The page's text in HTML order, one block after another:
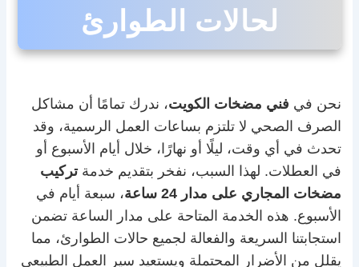
لحالات الطوارئ
نحن في فني مضخات الكويت، ندرك تمامًا أن مشاكل
الصرف الصحي لا تلتزم بساعات العمل الرسمية، وقد
تحدث في أي وقت، ليلًا أو نهارًا، خلال أيام الأسبوع أو
في العطلات. لهذا السبب، نفخر بتقديم خدمةتركيب
مضخات المجاري على مدار 24 ساعة
، سبعة أيام في
الأسبوع. هذه الخدمة المتاحة على مدار الساعة تضمن
استجابتنا السريعة والفعالة لجميع حالات الطوارئ، مما
يقلل من الأضرار المحتملة ويستعيد سير العمل الطبيعي